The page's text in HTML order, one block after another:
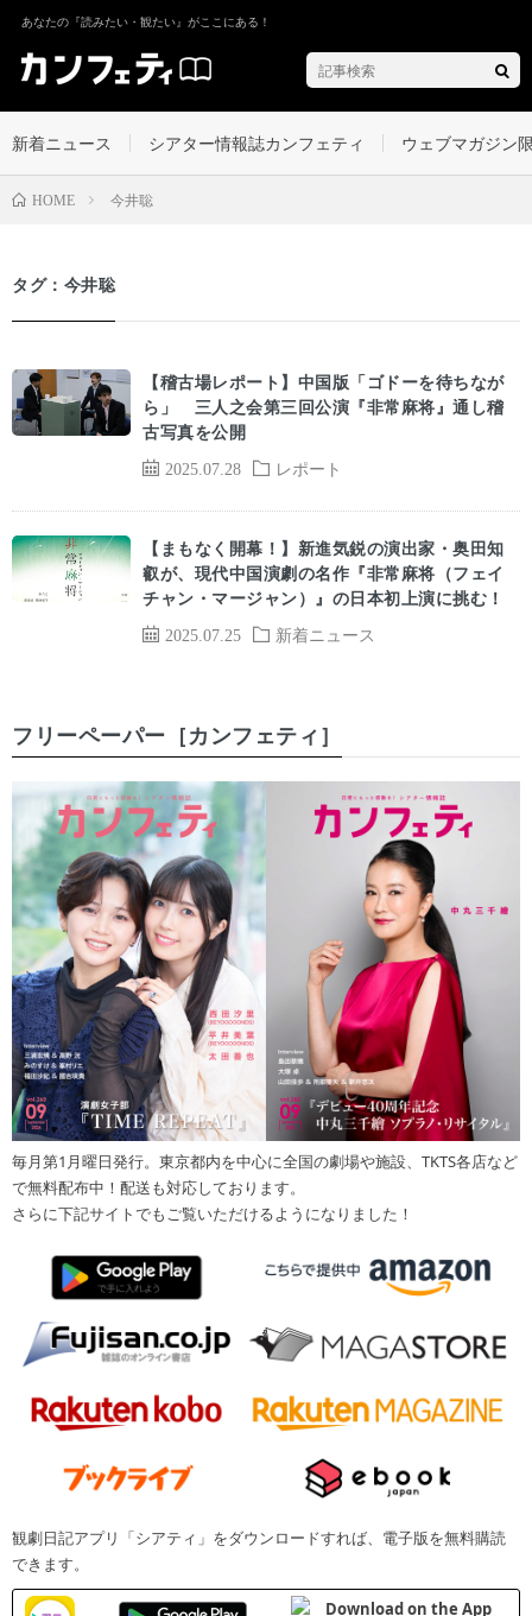
あなたの『読みたい・観たい』がここにある！
新着ニュース シアター情報誌カンフェティ ウェブマガジン
HOME 今井聡
タグ：今井聡
2025.07.28 レポート
【稽古場レポート】中国版「ゴドーを待ちなが
ら」 三人之会第三回公演『非常麻将』通し稽
古写真を公開
2025.07.25 新着ニュース
【まもなく開幕！】新進気鋭の演出家・奥田知
叡が、現代中国演劇の名作『非常麻将（フェイ
チャン・マージャン）』の日本初上演に挑む！
フリーペーパー［カンフェティ］
毎月第1月曜日発行。東京都内を中心に全国の劇場や施設、TKTS各店など
で無料配布中！配送も対応しております。
さらに下記サイトでもご覧いただけるようになりました！
観劇日記アプリ「シアティ」をダウンロードすれば、電子版を無料購読
できます。